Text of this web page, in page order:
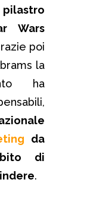
Wars
poi
la
ha
da
di
.